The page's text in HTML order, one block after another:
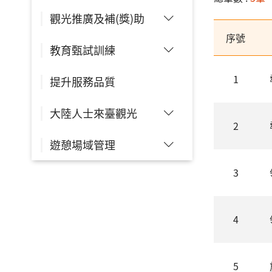
觀光推廣及補(獎)助
教育甄試訓練
提升服務品質
大陸人士來臺觀光
遊憩場域管理
序號
1
2
3
4
5